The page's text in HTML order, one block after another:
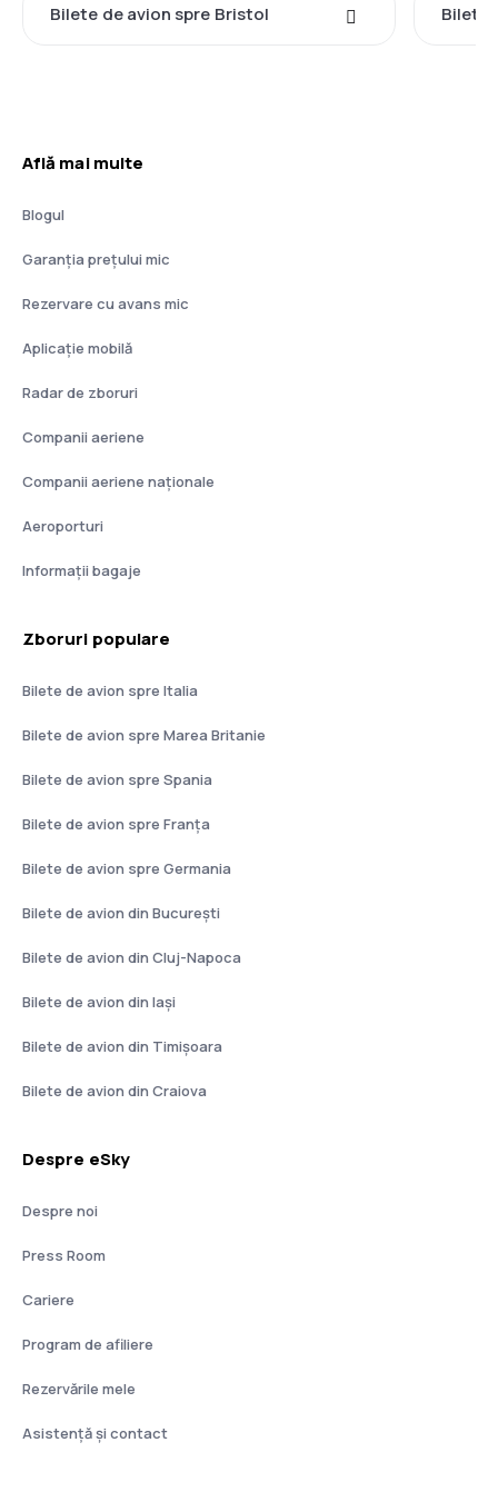
Bilete de avion spre Bristol Bilete
Află mai multe
Blogul
Garanția prețului mic
Rezervare cu avans mic
Aplicație mobilă
Radar de zboruri
Companii aeriene
Companii aeriene naţionale
Aeroporturi
Informații bagaje
Zboruri populare
Bilete de avion spre Italia
Bilete de avion spre Marea Britanie
Bilete de avion spre Spania
Bilete de avion spre Franţa
Bilete de avion spre Germania
Bilete de avion din București
Bilete de avion din Cluj-Napoca
Bilete de avion din Iași
Bilete de avion din Timișoara
Bilete de avion din Craiova
Despre eSky
Despre noi
Press Room
Cariere
Program de afiliere
Rezervările mele
Asistenţă şi contact